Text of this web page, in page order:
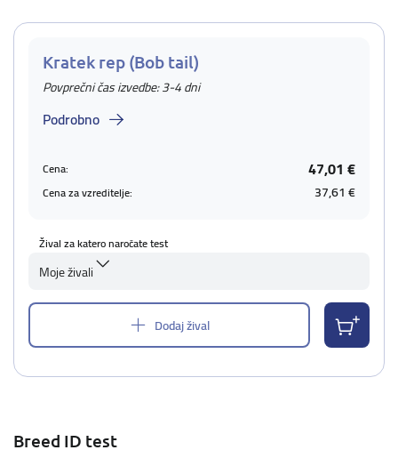
Kratek rep (Bob tail)
Povprečni čas izvedbe: 3-4 dni
Podrobno
Cena: 47,01 €
Cena za vzreditelje: 37,61 €
Žival za katero naročate test
Moje živali
Dodaj žival
Breed ID test